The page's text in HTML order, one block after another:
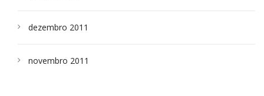
dezembro 2011
novembro 2011